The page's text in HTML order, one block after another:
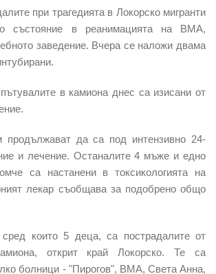
при трагедията в Локорско мигранти
състояние в реанимацията на ВМА,
заведение. Вчера се наложи двама
в камиона днес са изисани от
да са под интензивно 24-
и лечение. Останалите 4 мъже и едно
са настанени в токсикологията на
лекар съобщава за подобрено общо
които 5 деца, са пострадалите от
открит край Локорско. Те са
болници - "Пирогов", ВМА, Света Анна,